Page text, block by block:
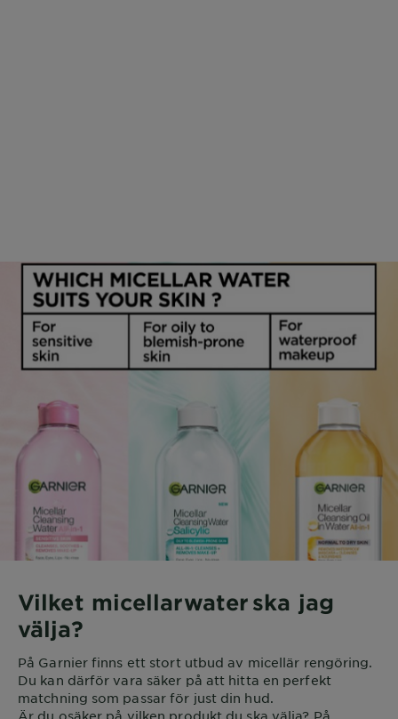
virtual try on tool - och upplev ditt hår
i nya färger!
Vilket micellarwater ska jag
välja?
På Garnier finns ett stort utbud av micellär rengöring.
Du kan därför vara säker på att hitta en perfekt
matchning som passar för just din hud.
Är du osäker på vilken produkt du ska välja? På